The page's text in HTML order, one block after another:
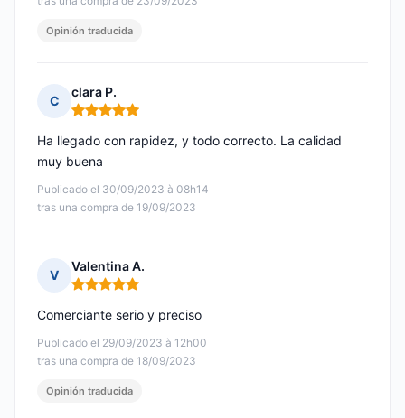
Opinión traducida
C
clara P.
Nota: 5 de 5
Publicado el 30/09/2023 à 08h14
tras una compra de 19/09/2023
Ha llegado con rapidez, y todo correcto. La calidad
muy buena
V
Valentina A.
Nota: 5 de 5
Publicado el 29/09/2023 à 12h00
tras una compra de 18/09/2023
Comerciante serio y preciso
Opinión traducida